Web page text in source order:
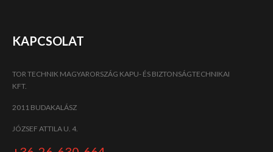
KAPCSOLAT
TOR TECHNIK MAGYARORSZÁG KAPU- ÉS BIZTONSÁGTECHNIKAI
KFT.
2011 BUDAKALÁSZ
JÓZSEF ATTILA U. 4.